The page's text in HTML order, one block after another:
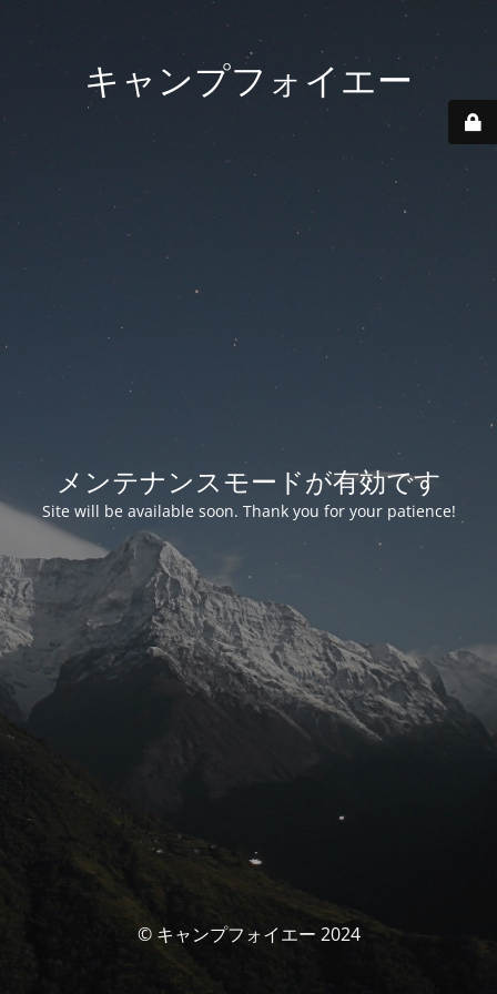
キャンプフォイエー
メンテナンスモードが有効です
Site will be available soon. Thank you for your patience!
© キャンプフォイエー 2024